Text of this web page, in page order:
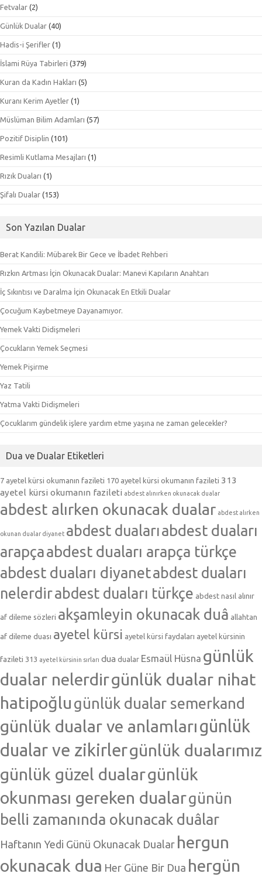
Fetvalar (2)
Günlük Dualar (40)
Hadis-i Şerifler (1)
İslami Rüya Tabirleri (379)
Kuran da Kadın Hakları (5)
Kuranı Kerim Ayetler (1)
Müslüman Bilim Adamları (57)
Pozitif Disiplin (101)
Resimli Kutlama Mesajları (1)
Rızık Duaları (1)
Şifalı Dualar (153)
Son Yazılan Dualar
Berat Kandili: Mübarek Bir Gece ve İbadet Rehberi
Rızkın Artması İçin Okunacak Dualar: Manevi Kapıların Anahtarı
İç Sıkıntısı ve Daralma İçin Okunacak En Etkili Dualar
Çocuğum Kaybetmeye Dayanamıyor.
Yemek Vakti Didişmeleri
Çocukların Yemek Seçmesi
Yemek Pişirme
Yaz Tatili
Yatma Vakti Didişmeleri
Çocuklarım gündelik işlere yardım etme yaşına ne zaman gelecekler?
Dua ve Dualar Etiketleri
7 ayetel kürsi okumanın fazileti 170 ayetel kürsi okumanın fazileti 313
ayetel kürsi okumanın fazileti abdest alınırken okunacak dualar
abdest alırken okunacak dualar abdest alırken
okunan dualar diyanet abdest dualarıabdest duaları
arapçaabdest duaları arapça türkçe
abdest duaları diyanetabdest duaları
nelerdirabdest duaları türkçe abdest nasıl alınır
af dileme sözleri akşamleyin okunacak duâ allahtan
af dileme duası ayetel kürsi ayetel kürsi faydaları ayetel kürsinin
fazileti 313 ayetel kürsinin sırları dua dualar Esmaül Hüsna günlük
dualar nelerdirgünlük dualar nihat
hatipoğlu günlük dualar semerkand
günlük dualar ve anlamlarıgünlük
dualar ve zikirlergünlük dualarımız
günlük güzel dualargünlük
okunması gereken dualargünün
belli zamanında okunacak duâlar
Haftanın Yedi Günü Okunacak Dualar hergun
okunacak dua Her Güne Bir Dua hergün